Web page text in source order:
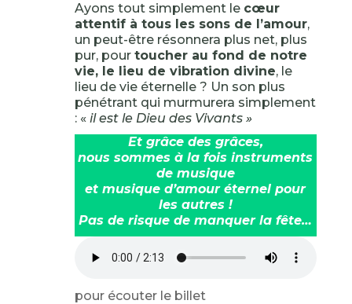
Ayons tout simplement le cœur
attentif à tous les sons de l’amour,
un peut-être résonnera plus net, plus
pur, pour toucher au fond de notre
vie, le lieu de vibration divine, le
lieu de vie éternelle ? Un son plus
pénétrant qui murmurera simplement
: « il est le Dieu des Vivants »
Et grâce des grâces,
nous sommes à la fois instruments
de musique
et musique d’amour éternel pour
les autres !
Pas de risque de manquer la fête…
pour écouter le billet